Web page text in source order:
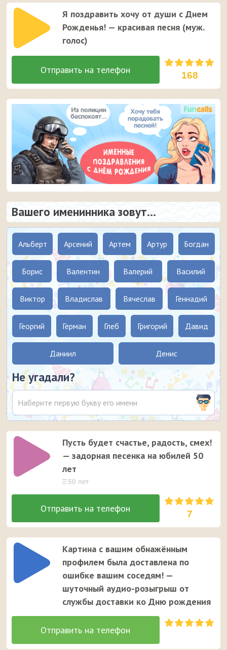
Я поздравить хочу от души с Днем
Рожденья! — красивая песня (муж.
голос)
168
Вашего именинника зовут...
Альберт Арсений Артем Артур Богдан
Борис Валентин Валерий Василий
Виктор Владислав Вячеслав Геннадий
Георгий Герман Глеб Григорий Давид
Даниил Денис
Не угадали?
Пусть будет счастье, радость, смех!
— задорная песенка на юбилей 50
лет
7
Картина с вашим обнажённым
профилем была доставлена по
ошибке вашим соседям! —
шуточный аудио-розыгрыш от
службы доставки ко Дню рождения